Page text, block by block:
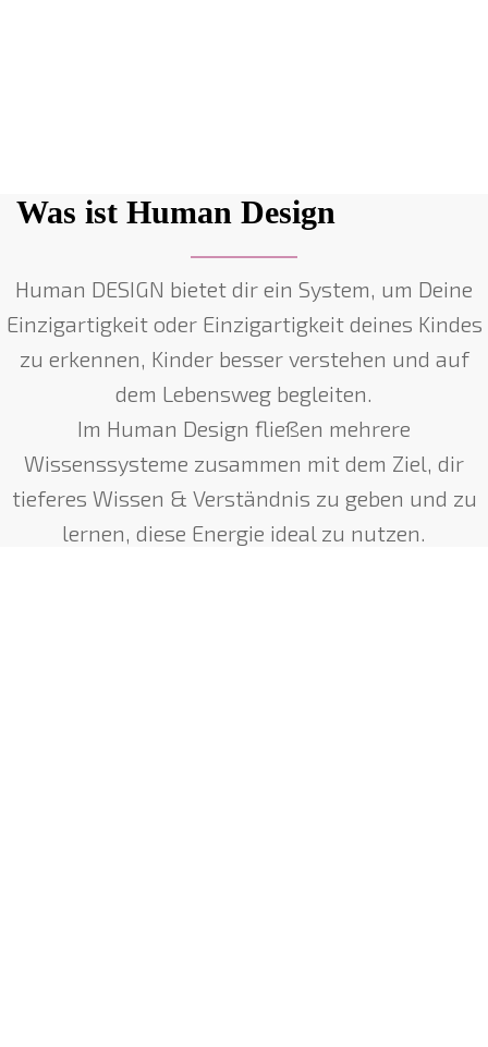
Was ist Human Design
Human DESIGN bietet dir ein System, um Deine
Einzigartigkeit oder Einzigartigkeit deines Kindes
zu erkennen, Kinder besser verstehen und auf
dem Lebensweg begleiten.
Im Human Design fließen mehrere
Wissenssysteme zusammen mit dem Ziel, dir
tieferes Wissen & Verständnis zu geben und zu
lernen, diese Energie ideal zu nutzen.